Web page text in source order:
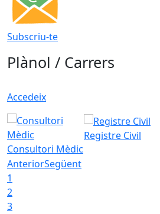
Subscriu-te
Plànol / Carrers
Accedeix
Consultori Mèdic
Registre Civil
AnteriorSegüent
1
2
3